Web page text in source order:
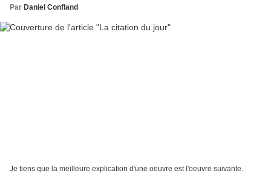
Par Daniel Confland
Je tiens que la meilleure explication d'une oeuvre est l'oeuvre suivante.